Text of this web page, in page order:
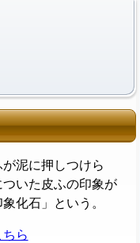
泥に押しつけら
いた皮ふの印象が
化石」という。
ら